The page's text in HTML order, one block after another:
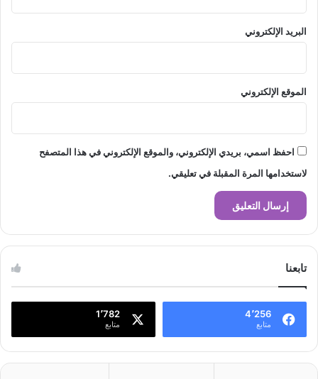
البريد الإلكتروني
الموقع الإلكتروني
احفظ اسمي، بريدي الإلكتروني، والموقع الإلكتروني في هذا المتصفح
لاستخدامها المرة المقبلة في تعليقي.
تابعنا
4٬256
متابع
1٬782
متابع